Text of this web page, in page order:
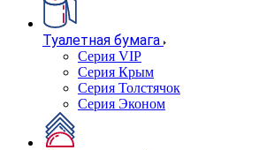
Туалетная бумага
Серия VIP
Серия Крым
Серия Толстячок
Серия Эконом